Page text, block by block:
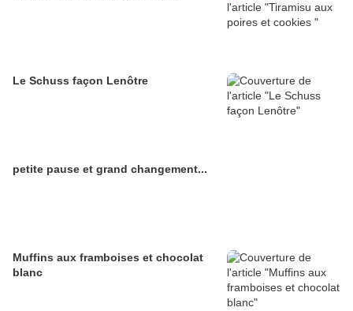
Le Schuss façon Lenôtre
petite pause et grand changement...
Muffins aux framboises et chocolat
blanc